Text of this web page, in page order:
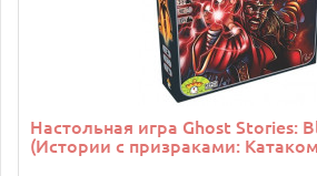
Настольная игра Ghost Stories:
(Истории с призраками: